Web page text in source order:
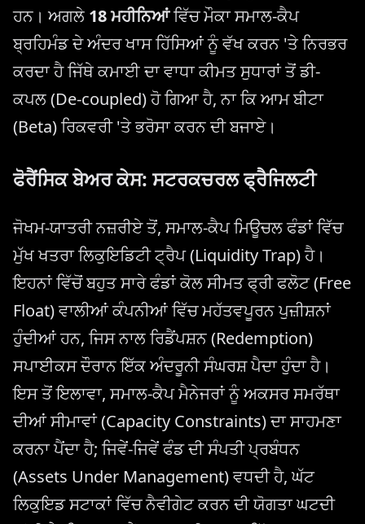
ਹਨ। ਅਗਲੇ 18 ਮਹੀਨਿਆਂਵਿੱਚ ਮੌਕਾ ਸਮਾਲ-ਕੈਪ
ਬ੍ਰਹਿਮੰਡ ਦੇ ਅੰਦਰ ਖਾਸ ਹਿੱਸਿਆਂ ਨੂੰ ਵੱਖ ਕਰਨ 'ਤੇ ਨਿਰਭਰ
ਕਰਦਾ ਹੈ ਜਿੱਥੇ ਕਮਾਈ ਦਾ ਵਾਧਾ ਕੀਮਤ ਸੁਧਾਰਾਂ ਤੋਂ ਡੀ-
ਕਪਲ (De-coupled) ਹੋ ਗਿਆ ਹੈ, ਨਾ ਕਿ ਆਮ ਬੀਟਾ
(Beta) ਰਿਕਵਰੀ 'ਤੇ ਭਰੋਸਾ ਕਰਨ ਦੀ ਬਜਾਏ।
ਫੋਰੈਂਸਿਕ ਬੇਅਰ ਕੇਸ: ਸਟਰਕਚਰਲ ਫ੍ਰੈਜਿਲਟੀ
ਜੋਖਮ-ਯਾਤਰੀ ਨਜ਼ਰੀਏ ਤੋਂ, ਸਮਾਲ-ਕੈਪ ਮਿਊਚਲ ਫੰਡਾਂ ਵਿੱਚ
ਮੁੱਖ ਖਤਰਾ ਲਿਕੁਇਡਿਟੀ ਟ੍ਰੈਪ (Liquidity Trap) ਹੈ।
ਇਹਨਾਂ ਵਿੱਚੋਂ ਬਹੁਤ ਸਾਰੇ ਫੰਡਾਂ ਕੋਲ ਸੀਮਤ ਫ੍ਰੀ ਫਲੋਟ (Free
Float) ਵਾਲੀਆਂ ਕੰਪਨੀਆਂ ਵਿੱਚ ਮਹੱਤਵਪੂਰਨ ਪੁਜ਼ੀਸ਼ਨਾਂ
ਹੁੰਦੀਆਂ ਹਨ, ਜਿਸ ਨਾਲ ਰਿਡੈਂਪਸ਼ਨ (Redemption)
ਸਪਾਈਕਸ ਦੌਰਾਨ ਇੱਕ ਅੰਦਰੂਨੀ ਸੰਘਰਸ਼ ਪੈਦਾ ਹੁੰਦਾ ਹੈ।
ਇਸ ਤੋਂ ਇਲਾਵਾ, ਸਮਾਲ-ਕੈਪ ਮੈਨੇਜਰਾਂ ਨੂੰ ਅਕਸਰ ਸਮਰੱਥਾ
ਦੀਆਂ ਸੀਮਾਵਾਂ (Capacity Constraints) ਦਾ ਸਾਹਮਣਾ
ਕਰਨਾ ਪੈਂਦਾ ਹੈ; ਜਿਵੇਂ-ਜਿਵੇਂ ਫੰਡ ਦੀ ਸੰਪਤੀ ਪ੍ਰਬੰਧਨ
(Assets Under Management) ਵਧਦੀ ਹੈ, ਘੱਟ
ਲਿਕੁਇਡ ਸਟਾਕਾਂ ਵਿੱਚ ਨੈਵੀਗੇਟ ਕਰਨ ਦੀ ਯੋਗਤਾ ਘਟਦੀ